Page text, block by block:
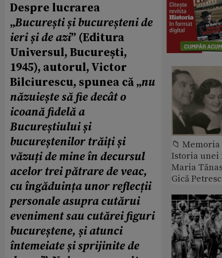
Despre lucrarea
„București și bucureșteni de
ieri și de azi” (Editura
Universul, București,
1945), autorul, Victor
Bilciurescu, spunea că „nu
năzuiește să fie decât o
icoană fidelă a
Bucureștiului și
bucureștenilor trăiți și
văzuți de mine în decursul
acelor trei pătrare de veac,
cu îngăduința unor reflecții
personale asupra cutărui
eveniment sau cutărei figuri
bucureștene, și atunci
întemeiate și sprijinite de
📁
Istoria
Maria
Gică